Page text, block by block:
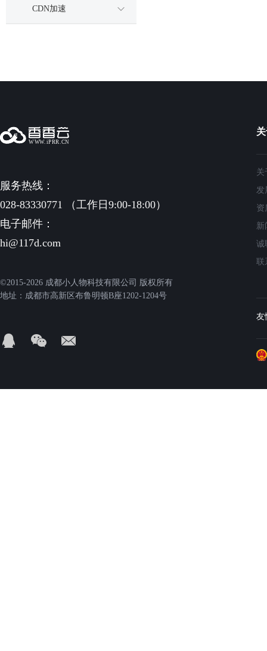
CDN加速
服务热线：
028-83330771 （工作日9:00-18:00）
电子邮件：
hi@117d.com
©2015-2026 成都小人物科技有限公司 版权所有
地址：成都市高新区布鲁明顿B座1202-1204号
关
发
资
新
诚
联